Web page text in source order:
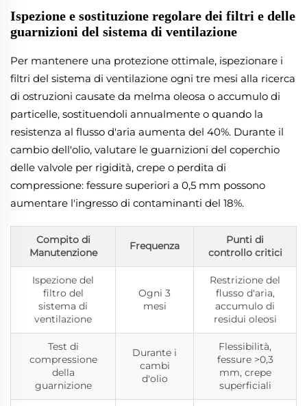
Ispezione e sostituzione regolare dei filtri e delle
guarnizioni del sistema di ventilazione
Per mantenere una protezione ottimale, ispezionare i
filtri del sistema di ventilazione ogni tre mesi alla ricerca
di ostruzioni causate da melma oleosa o accumulo di
particelle, sostituendoli annualmente o quando la
resistenza al flusso d'aria aumenta del 40%. Durante il
cambio dell'olio, valutare le guarnizioni del coperchio
delle valvole per rigidità, crepe o perdita di
compressione: fessure superiori a 0,5 mm possono
aumentare l'ingresso di contaminanti del 18%.
Compito di
Manutenzione
Frequenza
Punti di
controllo critici
Ispezione del
filtro del
sistema di
ventilazione
Ogni 3
mesi
Restrizione del
flusso d'aria,
accumulo di
residui oleosi
Test di
compressione
della
guarnizione
Durante i
cambi
d'olio
Flessibilità,
fessure >0,3
mm, crepe
superficiali